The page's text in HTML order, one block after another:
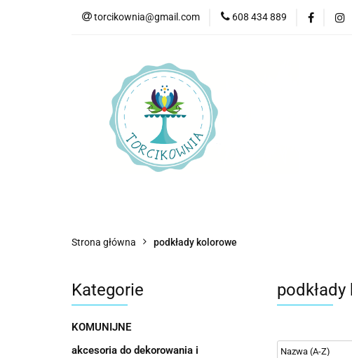
torcikownia@gmail.com 608 434 889
Strona główna podkłady kolorowe
Kategorie
KOMUNIJNE
akcesoria do dekorowania i